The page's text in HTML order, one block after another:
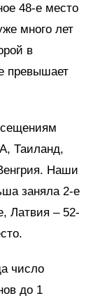
48-е место
много лет
в
превышает
Таиланд,
Наши
заняла 2-е
Латвия – 52-
число
до 1